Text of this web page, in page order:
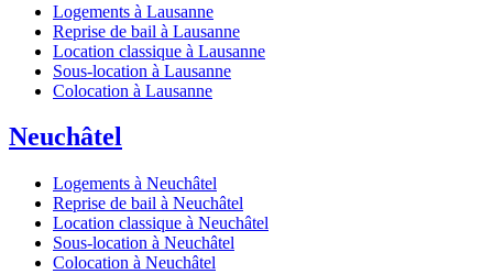
Logements à Lausanne
Reprise de bail à Lausanne
Location classique à Lausanne
Sous-location à Lausanne
Colocation à Lausanne
Neuchâtel
Logements à Neuchâtel
Reprise de bail à Neuchâtel
Location classique à Neuchâtel
Sous-location à Neuchâtel
Colocation à Neuchâtel